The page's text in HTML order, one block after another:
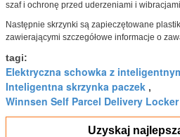
szaf i ochronę przed uderzeniami i
Następnie skrzynki są zapieczętowane
zawierającymi szczegółowe informacje o
tagi:
Elektryczna schowka z
Inteligentna skrzynka paczek ,
Winnsen Self Parcel Delivery Locker
Uzyskaj